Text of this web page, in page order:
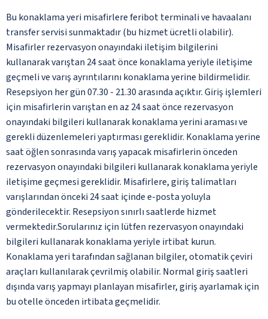
Bu konaklama yeri misafirlere feribot terminali ve havaalanı
transfer servisi sunmaktadır (bu hizmet ücretli olabilir).
Misafirler rezervasyon onayındaki iletişim bilgilerini
kullanarak varıştan 24 saat önce konaklama yeriyle iletişime
geçmeli ve varış ayrıntılarını konaklama yerine bildirmelidir.
Resepsiyon her gün 07.30 - 21.30 arasında açıktır. Giriş işlemleri
için misafirlerin varıştan en az 24 saat önce rezervasyon
onayındaki bilgileri kullanarak konaklama yerini araması ve
gerekli düzenlemeleri yaptırması gereklidir. Konaklama yerine
saat öğlen sonrasında varış yapacak misafirlerin önceden
rezervasyon onayındaki bilgileri kullanarak konaklama yeriyle
iletişime geçmesi gereklidir. Misafirlere, giriş talimatları
varışlarından önceki 24 saat içinde e-posta yoluyla
gönderilecektir. Resepsiyon sınırlı saatlerde hizmet
vermektedir.Sorularınız için lütfen rezervasyon onayındaki
bilgileri kullanarak konaklama yeriyle irtibat kurun.
Konaklama yeri tarafından sağlanan bilgiler, otomatik çeviri
araçları kullanılarak çevrilmiş olabilir. Normal giriş saatleri
dışında varış yapmayı planlayan misafirler, giriş ayarlamak için
bu otelle önceden irtibata geçmelidir.